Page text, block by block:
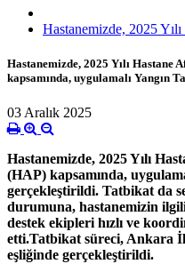
Hastanemizde, 2025
Hastanemizde, 2025 Yılı Hastane
kapsamında, uygulamalı Yangın
03 Aralık 2025
Hastanemizde, 2025 Yılı
(HAP) kapsamında,
gerçekleştirildi. Tatbikat da
durumuna, hastanemizin
destek ekipleri hızlı ve
etti.Tatbikat süreci, Ankara
eşliğinde gerçekleştirildi.